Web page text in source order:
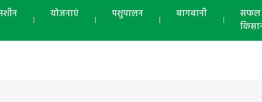
योजनाएं पशुपालन बागबानी
सफल